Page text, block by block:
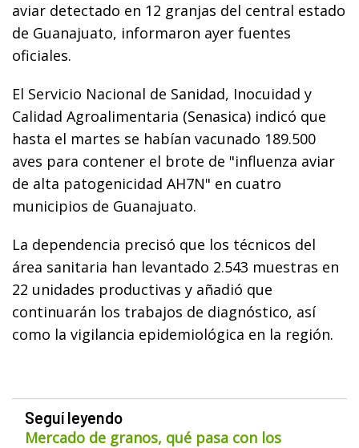
aviar detectado en 12 granjas del central estado
de Guanajuato, informaron ayer fuentes
oficiales.
El Servicio Nacional de Sanidad, Inocuidad y
Calidad Agroalimentaria (Senasica) indicó que
hasta el martes se habían vacunado 189.500
aves para contener el brote de "influenza aviar
de alta patogenicidad AH7N" en cuatro
municipios de Guanajuato.
La dependencia precisó que los técnicos del
área sanitaria han levantado 2.543 muestras en
22 unidades productivas y añadió que
continuarán los trabajos de diagnóstico, así
como la vigilancia epidemiológica en la región.
Seguí leyendo
Mercado de granos, qué pasa con los